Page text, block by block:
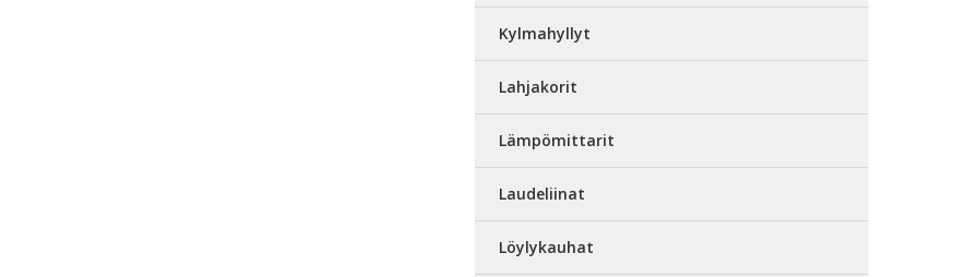
Kylmahyllyt
Lahjakorit
Lämpömittarit
Laudeliinat
Löylykauhat